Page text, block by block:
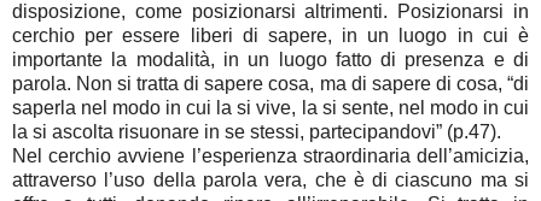
disposizione, come posizionarsi altrimenti. Posizionarsi in
cerchio per essere liberi di sapere, in un luogo in cui è
importante la modalità, in un luogo fatto di presenza e di
parola. Non si tratta di sapere cosa, ma di sapere di cosa, “di
saperla nel modo in cui la si vive, la si sente, nel modo in cui
la si ascolta risuonare in se stessi, partecipandovi” (p.47).
Nel cerchio avviene l’esperienza straordinaria dell’amicizia,
attraverso l’uso della parola vera, che è di ciascuno ma si